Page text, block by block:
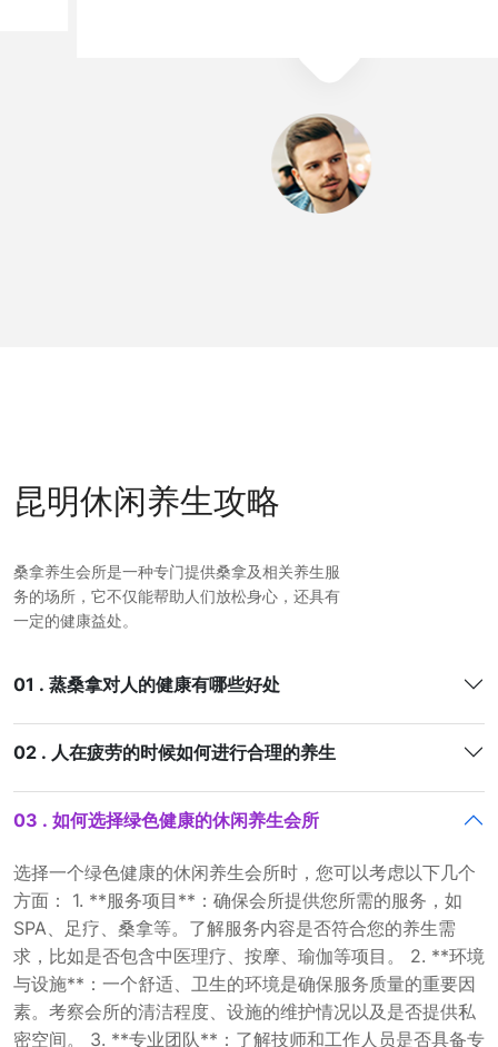
昆明休闲养生攻略
桑拿养生会所是一种专门提供桑拿及相关养生服
务的场所，它不仅能帮助人们放松身心，还具有
一定的健康益处。
01 . 蒸桑拿对人的健康有哪些好处
02 . 人在疲劳的时候如何进行合理的养生
03 . 如何选择绿色健康的休闲养生会所
选择一个绿色健康的休闲养生会所时，您可以考虑以下几个
方面： 1. **服务项目**：确保会所提供您所需的服务，如
SPA、足疗、桑拿等。了解服务内容是否符合您的养生需
求，比如是否包含中医理疗、按摩、瑜伽等项目。 2. **环境
与设施**：一个舒适、卫生的环境是确保服务质量的重要因
素。考察会所的清洁程度、设施的维护情况以及是否提供私
密空间。 3. **专业团队**：了解技师和工作人员是否具备专